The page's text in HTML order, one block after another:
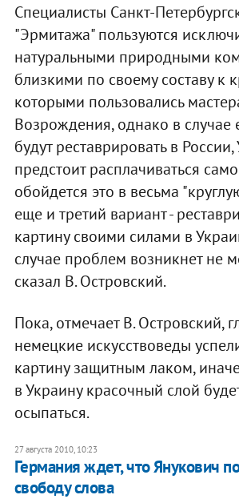
Специалисты Санкт-
"Эрмитажа" пользуются
натуральными природными
близкими по своему составу к
которыми пользовались
Возрождения, однако в случае
будут реставрировать в
предстоит расплачиваться
обойдется это в весьма
еще и третий вариант -
картину своими силами в
случае проблем возникнет не
сказал В. Островский.
Пока, отмечает В. Островский,
немецкие искусствоведы
картину защитным лаком,
в Украину красочный слой
осыпаться.
27 августа 2010, 10:23
Германия ждет, что Янукович
свободу слова